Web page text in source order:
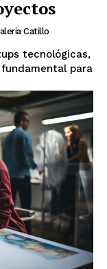
Catillo
tecnológicas,
para